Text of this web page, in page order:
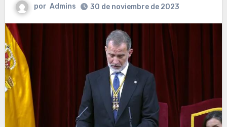
por Admins 30 de noviembre de 2023